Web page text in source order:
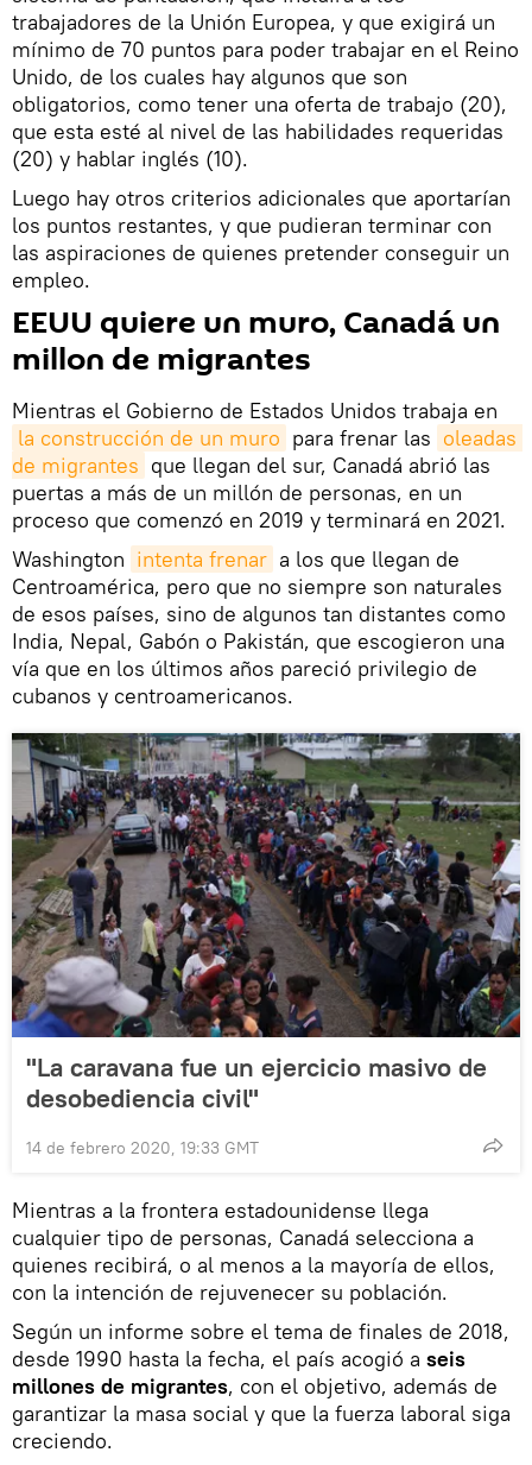
trabajadores de la Unión Europea, y que exigirá un
mínimo de 70 puntos para poder trabajar en el Reino
Unido, de los cuales hay algunos que son
obligatorios, como tener una oferta de trabajo (20),
que esta esté al nivel de las habilidades requeridas
(20) y hablar inglés (10).
Luego hay otros criterios adicionales que aportarían
los puntos restantes, y que pudieran terminar con
las aspiraciones de quienes pretender conseguir un
empleo.
EEUU quiere un muro, Canadá un
millon de migrantes
Mientras el Gobierno de Estados Unidos trabaja en
la construcción de un muro para frenar las oleadas
de migrantes que llegan del sur, Canadá abrió las
puertas a más de un millón de personas, en un
proceso que comenzó en 2019 y terminará en 2021.
Washington intenta frenar a los que llegan de
Centroamérica, pero que no siempre son naturales
de esos países, sino de algunos tan distantes como
India, Nepal, Gabón o Pakistán, que escogieron una
vía que en los últimos años pareció privilegio de
cubanos y centroamericanos.
"La caravana fue un ejercicio masivo de
desobediencia civil"
14 de febrero 2020, 19:33 GMT
Mientras a la frontera estadounidense llega
cualquier tipo de personas, Canadá selecciona a
quienes recibirá, o al menos a la mayoría de ellos,
con la intención de rejuvenecer su población.
Según un informe sobre el tema de finales de 2018,
desde 1990 hasta la fecha, el país acogió a seis
millones de migrantes, con el objetivo, además de
garantizar la masa social y que la fuerza laboral siga
creciendo.